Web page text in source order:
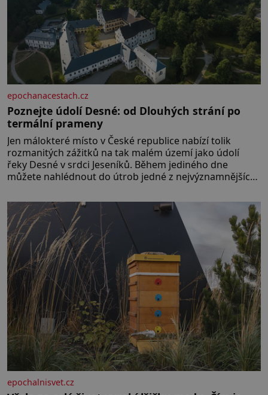
epochanacestach.cz
Poznejte údolí Desné: od Dlouhých strání po
termální prameny
Jen málokteré místo v České republice nabízí tolik
rozmanitých zážitků na tak malém území jako údolí
řeky Desné v srdci Jeseníků. Během jediného dne
můžete nahlédnout do útrob jedné z nejvýznamnějších
hřebeny, projet se na koloběžce a den zakončit
poznáváním památek ve Velkých Losinách nebo v
termálním
epochalnisvet.cz